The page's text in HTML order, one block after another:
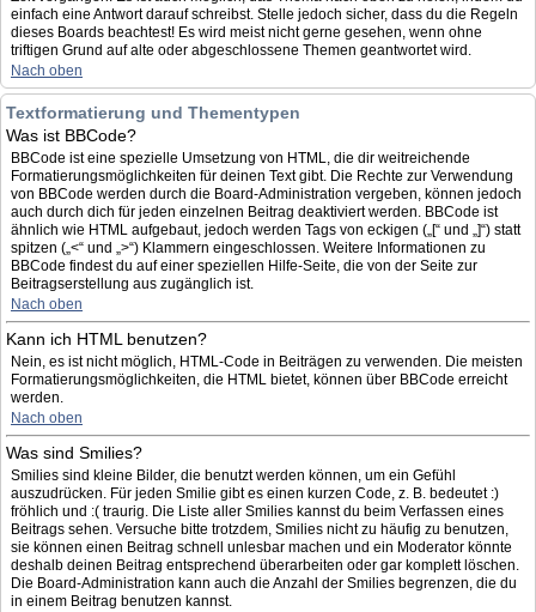
einfach eine Antwort darauf schreibst. Stelle jedoch sicher, dass du die Regeln
dieses Boards beachtest! Es wird meist nicht gerne gesehen, wenn ohne
triftigen Grund auf alte oder abgeschlossene Themen geantwortet wird.
Nach oben
Textformatierung und Thementypen
Was ist BBCode?
BBCode ist eine spezielle Umsetzung von HTML, die dir weitreichende
Formatierungsmöglichkeiten für deinen Text gibt. Die Rechte zur Verwendung
von BBCode werden durch die Board-Administration vergeben, können jedoch
auch durch dich für jeden einzelnen Beitrag deaktiviert werden. BBCode ist
ähnlich wie HTML aufgebaut, jedoch werden Tags von eckigen („[“ und „]“) statt
spitzen („<“ und „>“) Klammern eingeschlossen. Weitere Informationen zu
BBCode findest du auf einer speziellen Hilfe-Seite, die von der Seite zur
Beitragserstellung aus zugänglich ist.
Nach oben
Kann ich HTML benutzen?
Nein, es ist nicht möglich, HTML-Code in Beiträgen zu verwenden. Die meisten
Formatierungsmöglichkeiten, die HTML bietet, können über BBCode erreicht
werden.
Nach oben
Was sind Smilies?
Smilies sind kleine Bilder, die benutzt werden können, um ein Gefühl
auszudrücken. Für jeden Smilie gibt es einen kurzen Code, z. B. bedeutet :)
fröhlich und :( traurig. Die Liste aller Smilies kannst du beim Verfassen eines
Beitrags sehen. Versuche bitte trotzdem, Smilies nicht zu häufig zu benutzen,
sie können einen Beitrag schnell unlesbar machen und ein Moderator könnte
deshalb deinen Beitrag entsprechend überarbeiten oder gar komplett löschen.
Die Board-Administration kann auch die Anzahl der Smilies begrenzen, die du
in einem Beitrag benutzen kannst.